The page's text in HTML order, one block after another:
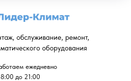
ежедневно
до 21:00
обслуживание, ремонт,
оборудования